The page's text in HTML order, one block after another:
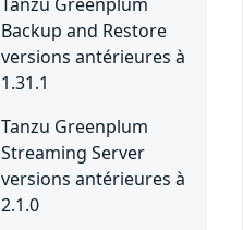
Backup and Restore
versions antérieures à
1.31.1
Tanzu Greenplum
Streaming Server
versions antérieures à
2.1.0